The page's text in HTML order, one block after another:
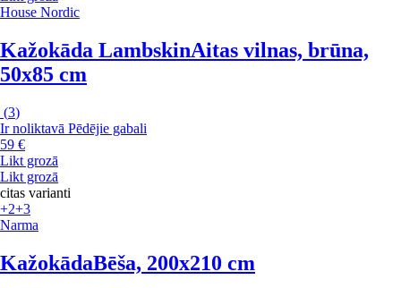
House Nordic
Kažokāda LambskinAitas vilnas, brūna,
50x85 cm
(3)
Ir noliktavā Pēdējie gabali
59 €
Likt grozā
Likt grozā
citas varianti
+2+3
Narma
KažokādaBēša, 200x210 cm